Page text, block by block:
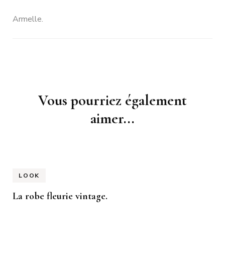
Armelle.
Navigation
Vous pourriez également
aimer...
LOOK
La robe fleurie vintage.